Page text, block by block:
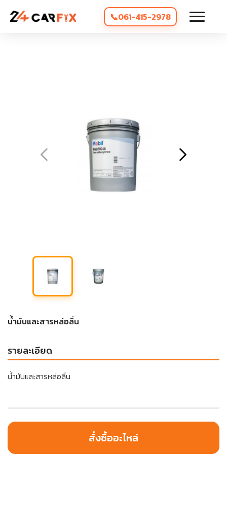
061-415-2978
น้ำมันและสารหล่อลื่น
รายละเอียด
น้ำมันและสารหล่อลื่น
สั่งซื้ออะไหล่